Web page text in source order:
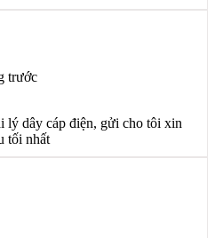
trước
lý dây cáp điện, gửi cho tôi xin
tối nhất